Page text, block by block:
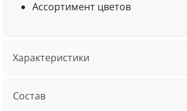
Ассортимент цветов
Характеристики
Состав